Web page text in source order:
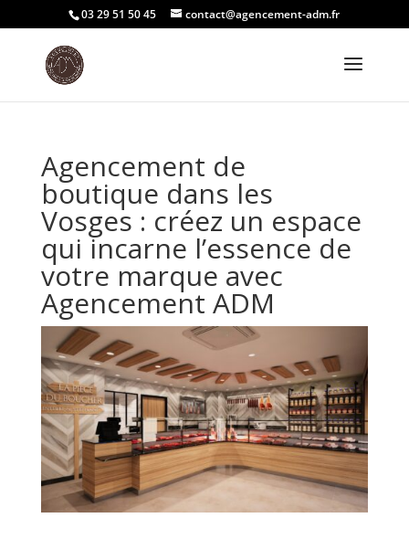
03 29 51 50 45 contact@agencement-adm.fr
Agencement de
boutique dans les
Vosges : créez un espace
qui incarne l’essence de
votre marque avec
Agencement ADM